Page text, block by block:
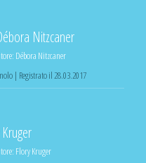
Nitzcaner
Débora Nitzcaner
| Registrato il 28.03.2017
Flory Kruger